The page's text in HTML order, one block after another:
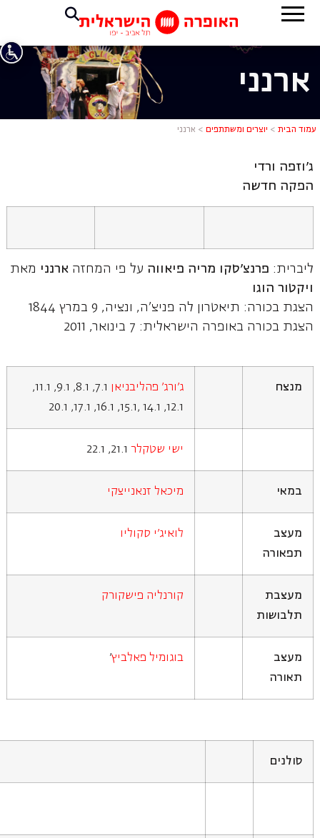
ארנני
ארנני
עמוד הבית > יוצרים ומשתתפים > ארנני
ג'וזפה ורדי
הפקה חדשה
ליברית: פרנצ'סקו מריה פיאווה על פי המחזה ארנני מאת
ויקטור הוגו
הצגת בכורה: תיאטרון לה פניצ'ה, ונציה, 9 במרץ 1844
הצגת בכורה באופרה הישראלית: 7 בינואר, 2011
מנצח ג'ורג' פהליבניאן
7.1, 8.1, 9.1, 11.1,
12.1, 14.1 ,15.1, 16.1, 17.1, 20.1
ישי שטקלר21.1, 22.1
במאי מיכאל זנאנייצקי
מעצב
תפאורה
לואיג'י סקוליו
מעצבת
תלבושות
קורנליה פישקורק
מעצב
תאורה
בוגומיל פאלביץ'
סולנים